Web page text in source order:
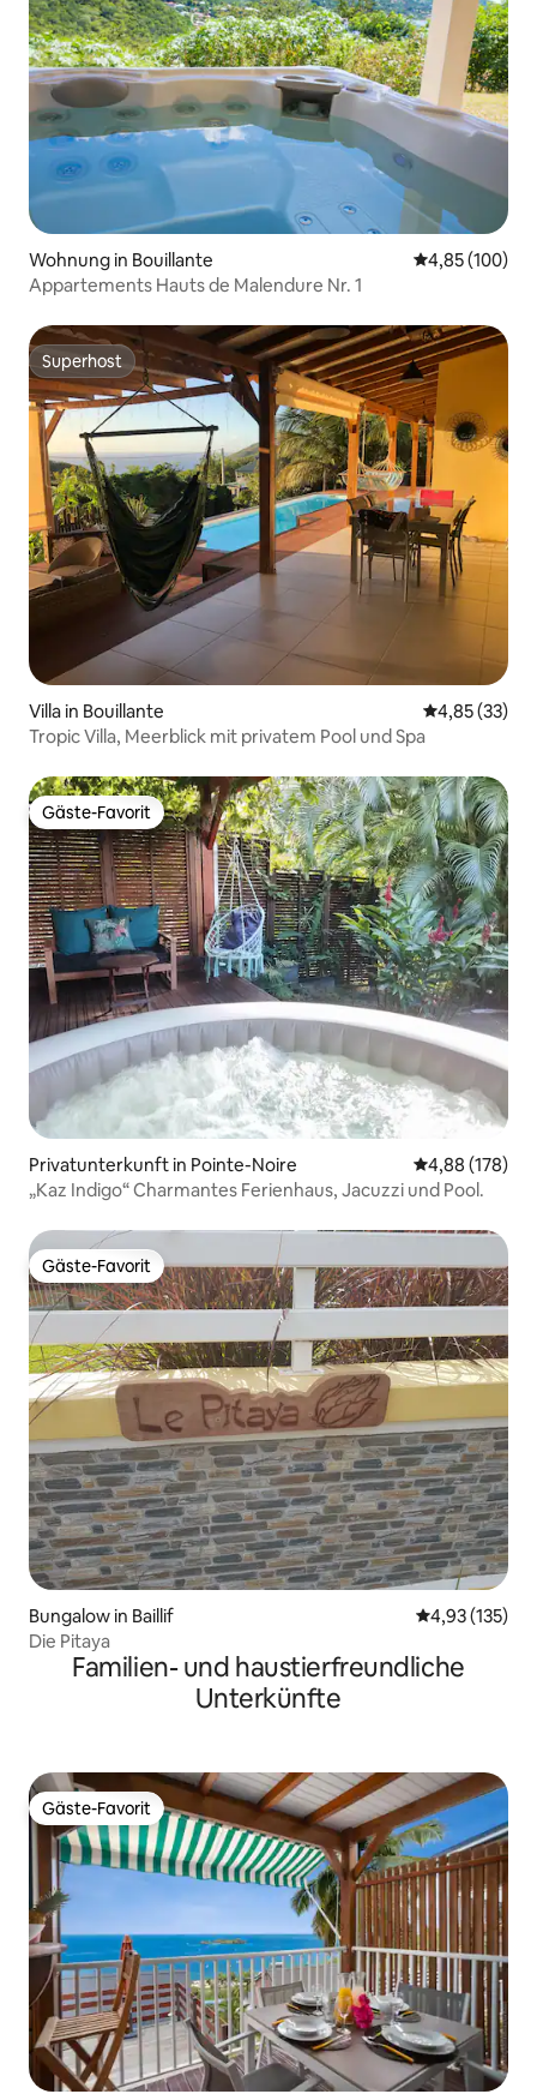
Wohnung in Bouillante
4,85 (100)
Appartements Hauts de Malendure Nr. 1
Superhost
Superhost
Villa in Bouillante
4,85 (33)
Tropic Villa, Meerblick mit privatem Pool und Spa
Gäste-Favorit
Gäste-Favorit
Privatunterkunft in Pointe-Noire
4,88 (178)
„Kaz Indigo“ Charmantes Ferienhaus, Jacuzzi und Pool.
Gäste-Favorit
Gäste-Favorit
Bungalow in Baillif
4,93 (135)
Die Pitaya
Familien- und haustierfreundliche
Unterkünfte
Gäste-Favorit
Gäste-Favorit